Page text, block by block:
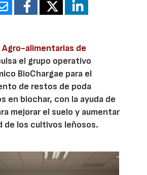
alimentarias de
el grupo operativo
BioChargae para el
de restos de poda
en biochar, con la ayuda de
mejorar el suelo y aumentar
de los cultivos leñosos.